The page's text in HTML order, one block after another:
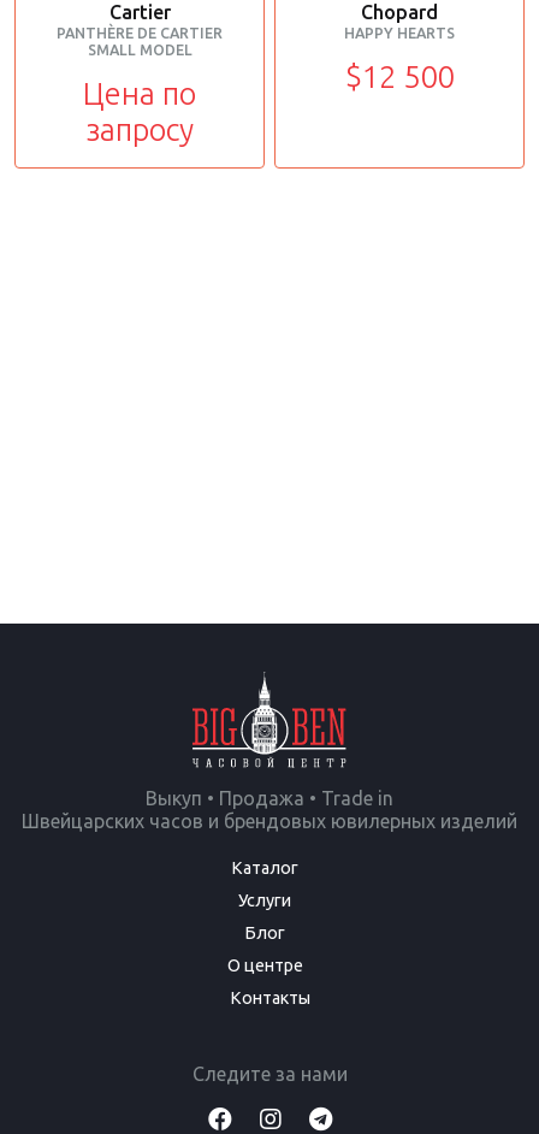
Cartier
PANTHÈRE DE CARTIER
SMALL MODEL
Цена по
запросу
Chopard
HAPPY HEARTS
$12 500
Выкуп • Продажа • Trade in
Швейцарских часов и брендовых ювилерных изделий
Каталог
Услуги
Блог
О центре
Контакты
Следите за нами